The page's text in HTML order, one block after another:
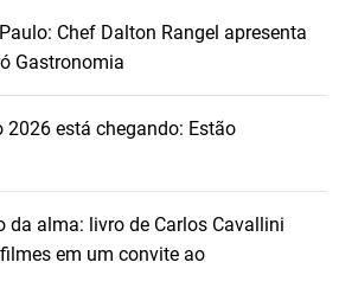
Chef Dalton Rangel apresenta
Gastronomia
2026 está chegando: Estão
da alma: livro de Carlos Cavallini
em um convite ao